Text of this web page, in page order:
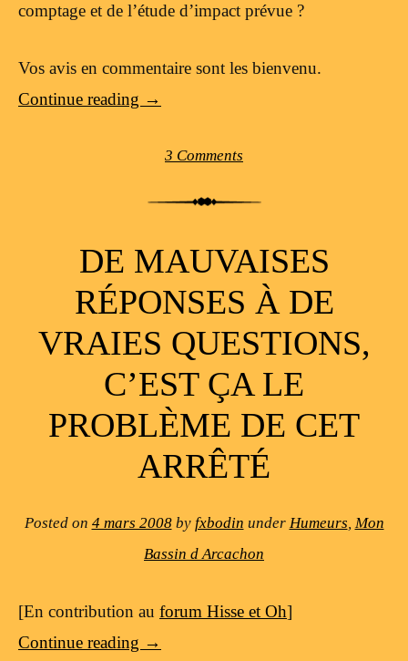
comptage et de l’étude d’impact prévue ?
Vos avis en commentaire sont les bienvenu.
Continue reading →
3 Comments
DE MAUVAISES
RÉPONSES À DE
VRAIES QUESTIONS,
C’EST ÇA LE
PROBLÈME DE CET
ARRÊTÉ
Posted on 4 mars 2008by fxbodin under Humeurs, Mon
Bassin d Arcachon
[En contribution au forum Hisse et Oh]
Continue reading →